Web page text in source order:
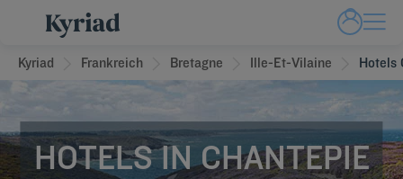
Kyriad Frankreich Bretagne Ille-Et-Vilaine Hotels
HOTELS IN CHANTEPIE